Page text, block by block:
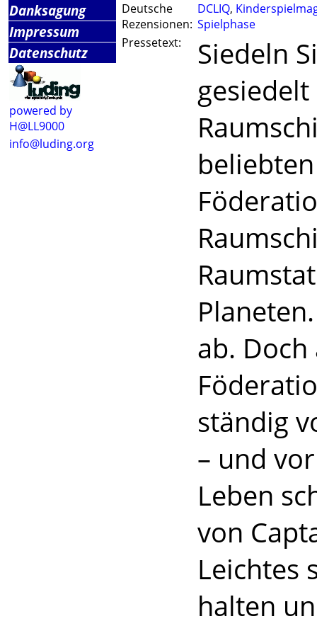
Danksagung
Impressum
Datenschutz
powered by
H@LL9000
info@luding.org
Deutsche
Rezensionen:
DCLIQ,
Spielphase
Pressetext:
Siedeln
ab.
ständig
– und
Leben
von
Leichtes
halten